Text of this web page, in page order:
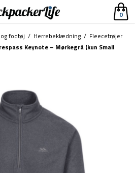
0
fodtøj / Herrebeklædning / Fleecetrøjer
Keynote – Mørkegrå (kun Small